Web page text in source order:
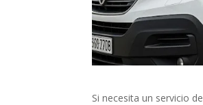
Si necesita un servicio de